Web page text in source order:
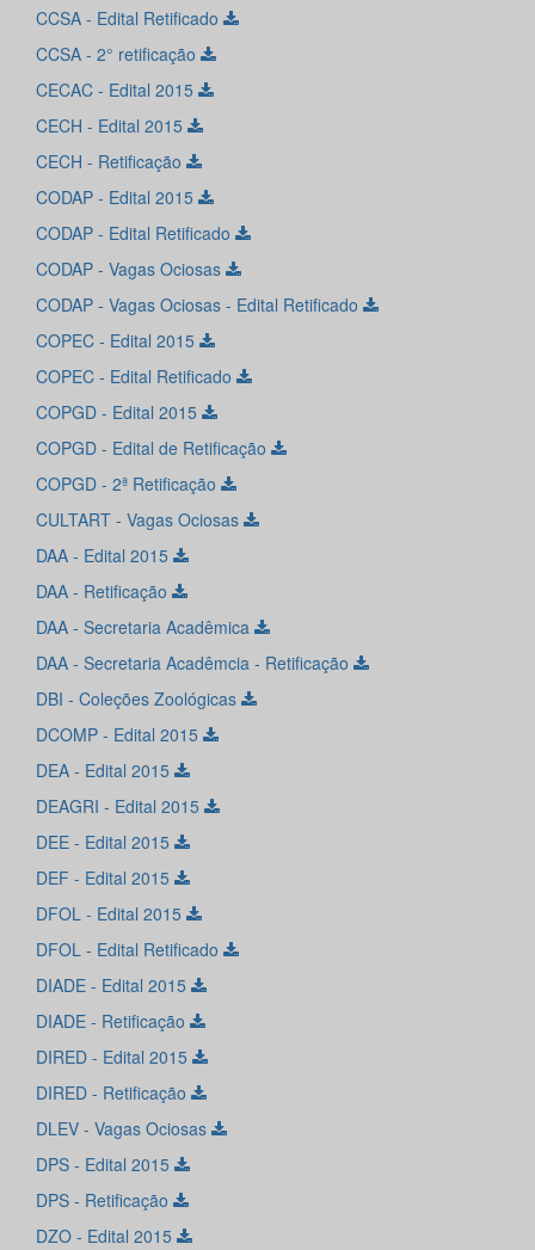
CCSA - Edital Retificado
CCSA - 2° retificação
CECAC - Edital 2015
CECH - Edital 2015
CECH - Retificação
CODAP - Edital 2015
CODAP - Edital Retificado
CODAP - Vagas Ociosas
CODAP - Vagas Ociosas - Edital Retificado
COPEC - Edital 2015
COPEC - Edital Retificado
COPGD - Edital 2015
COPGD - Edital de Retificação
COPGD - 2ª Retificação
CULTART - Vagas Ociosas
DAA - Edital 2015
DAA - Retificação
DAA - Secretaria Acadêmica
DAA - Secretaria Acadêmcia - Retificação
DBI - Coleções Zoológicas
DCOMP - Edital 2015
DEA - Edital 2015
DEAGRI - Edital 2015
DEE - Edital 2015
DEF - Edital 2015
DFOL - Edital 2015
DFOL - Edital Retificado
DIADE - Edital 2015
DIADE - Retificação
DIRED - Edital 2015
DIRED - Retificação
DLEV - Vagas Ociosas
DPS - Edital 2015
DPS - Retificação
DZO - Edital 2015